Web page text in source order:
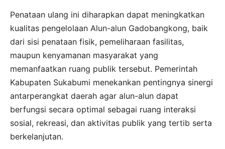
Penataan ulang ini diharapkan dapat meningkatkan
kualitas pengelolaan Alun-alun Gadobangkong, baik
dari sisi penataan fisik, pemeliharaan fasilitas,
maupun kenyamanan masyarakat yang
memanfaatkan ruang publik tersebut. Pemerintah
Kabupaten Sukabumi menekankan pentingnya sinergi
antarperangkat daerah agar alun-alun dapat
berfungsi secara optimal sebagai ruang interaksi
sosial, rekreasi, dan aktivitas publik yang tertib serta
berkelanjutan.